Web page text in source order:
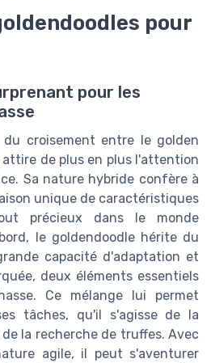
pour
pour les
du croisement entre le golden
de plus en plus l'attention
Sa nature hybride confère à
unique de caractéristiques
précieux dans le monde
le goldendoodle hérite du
capacité d'adaptation et
deux éléments essentiels
Ce mélange lui permet
tâches, qu'il s'agisse de la
la recherche de truffes. Avec
agile, il peut s'aventurer